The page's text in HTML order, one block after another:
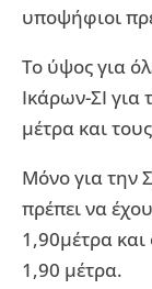
υποψήφιοι
Το ύψος για
Ικάρων-ΣΙ για
μέτρα και
Μόνο για την
πρέπει να
1,90μέτρα
1,90 μέτρα.